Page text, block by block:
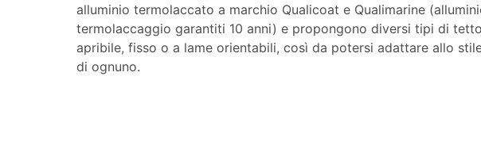
alluminio termolaccato a marchio Qualicoat e Qualimarine
termolaccaggio garantiti 10 anni) e propongono diversi tipi di
apribile, fisso o a lame orientabili, così da potersi adattare allo
di ognuno.